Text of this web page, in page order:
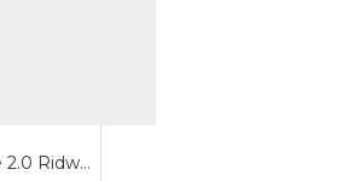
HL Foam Lance 2.0 Ridwan Hanif Special Edition Tabung Sabun Salju Jet Cleaner